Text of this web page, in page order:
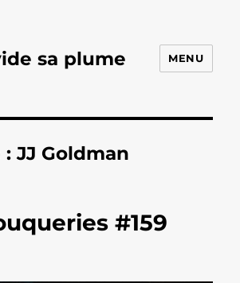
sa plume MENU
:JJ Goldman
#159